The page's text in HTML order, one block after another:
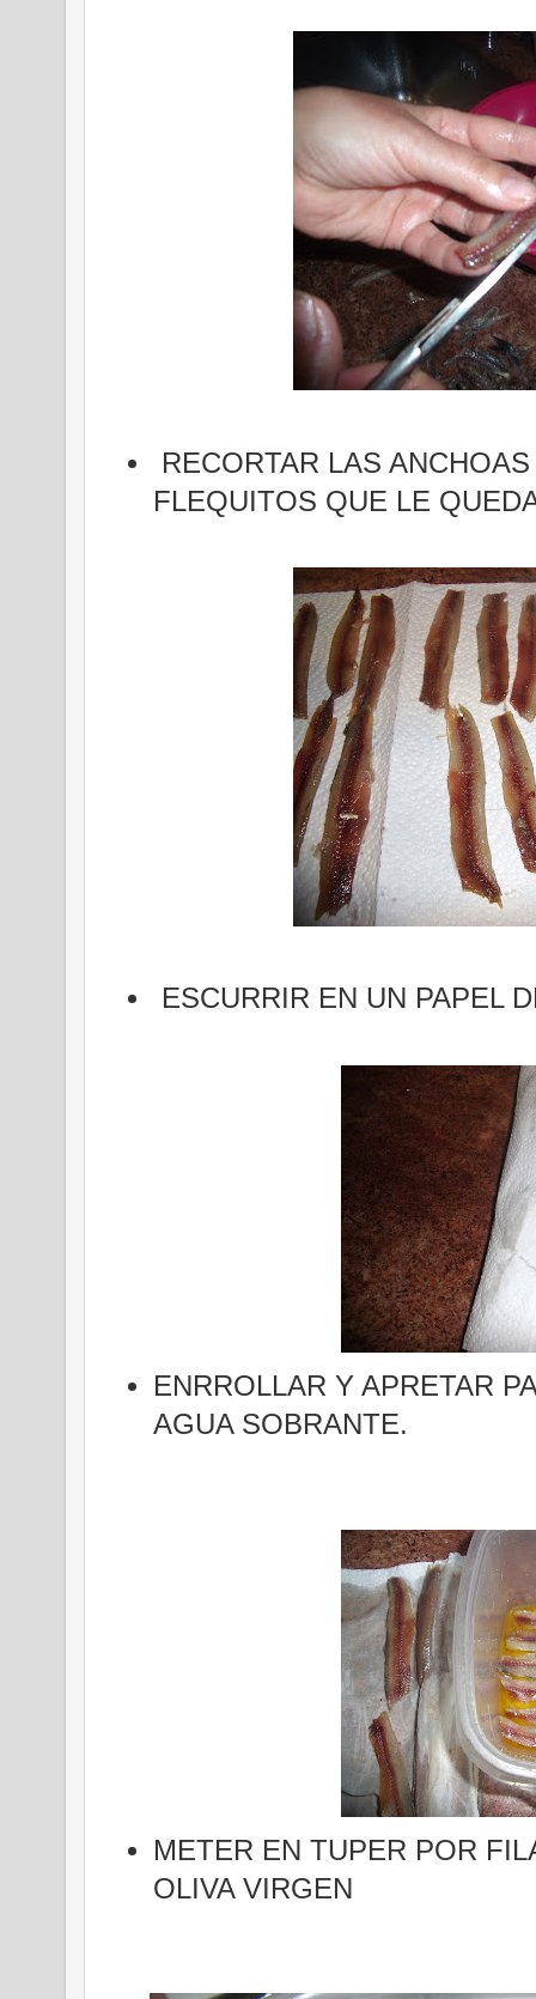
RECORTAR LAS
FLEQUITOS QUE LE
ESCURRIR EN UN PAPEL
ENRROLLAR Y APRETAR
AGUA SOBRANTE.
METER EN TUPER POR
OLIVA VIRGEN